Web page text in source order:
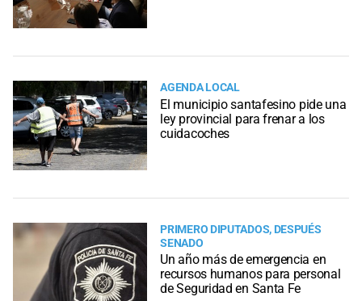
AGENDA LOCAL
El municipio santafesino pide una
ley provincial para frenar a los
cuidacoches
PRIMERO DIPUTADOS, DESPUÉS
SENADO
Un año más de emergencia en
recursos humanos para personal
de Seguridad en Santa Fe